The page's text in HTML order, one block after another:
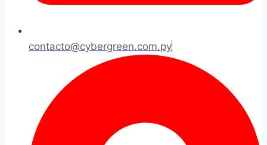
contacto@cybergreen.com.py